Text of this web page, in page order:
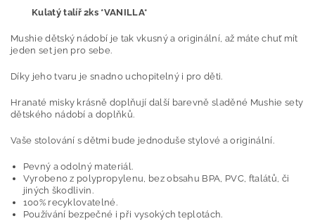
Kulatý talíř 2ks *VANILLA*
Mushie dětský nádobí je tak vkusný a originální, až máte chuť mít
jeden set jen pro sebe.
Díky jeho tvaru je snadno uchopitelný i pro děti.
Hranaté misky krásně doplňují další barevně sladěné Mushie sety
dětského nádobí a doplňků.
Vaše stolování s dětmi bude jednoduše stylové a originální.
Pevný a odolný materiál.
Vyrobeno z polypropylenu, bez obsahu BPA, PVC, ftalátů, či
jiných škodlivin.
100% recyklovatelné.
Používání bezpečné i při vysokých teplotách.